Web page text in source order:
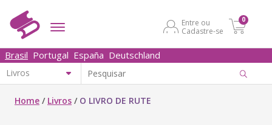
Entre ou
Cadastre-se
0
Brasil Portugal España Deutschland
Home / Livros / O LIVRO DE RUTE